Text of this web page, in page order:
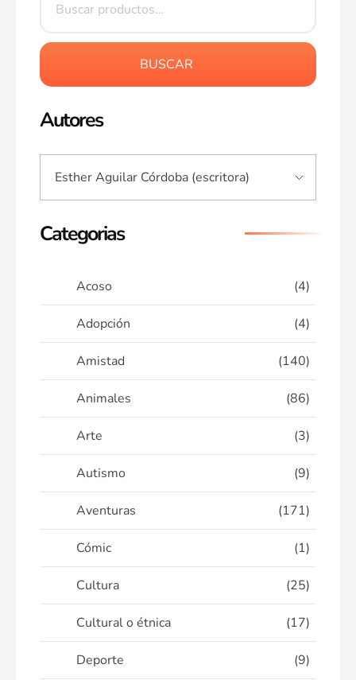
BUSCAR
Autores
Categorias
Acoso (4)
Adopción (4)
Amistad (140)
Animales (86)
Arte (3)
Autismo (9)
Aventuras (171)
Cómic (1)
Cultura (25)
Cultural o étnica (17)
Deporte (9)